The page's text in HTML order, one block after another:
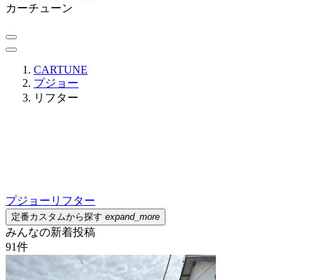
カーチューン
CARTUNE
プジョー
リフター
プジョー リフター
定番カスタムから探す expand_more
みんなの新着投稿
91件